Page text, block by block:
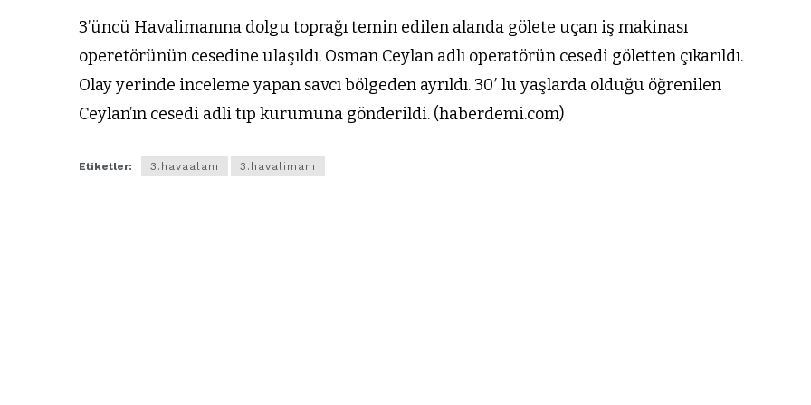
3’üncü Havalimanına dolgu toprağı temin edilen alanda gölete uçan iş makinası
operetörünün cesedine ulaşıldı. Osman Ceylan adlı operatörün cesedi göletten çıkarıldı.
Olay yerinde inceleme yapan savcı bölgeden ayrıldı. 30′ lu yaşlarda olduğu öğrenilen
Ceylan’ın cesedi adli tıp kurumuna gönderildi. (haberdemi.com)
Etiketler: 3.havaalanı 3.havalimanı